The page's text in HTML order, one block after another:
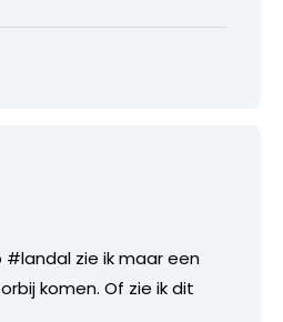
#landal zie ik maar een
komen. Of zie ik dit